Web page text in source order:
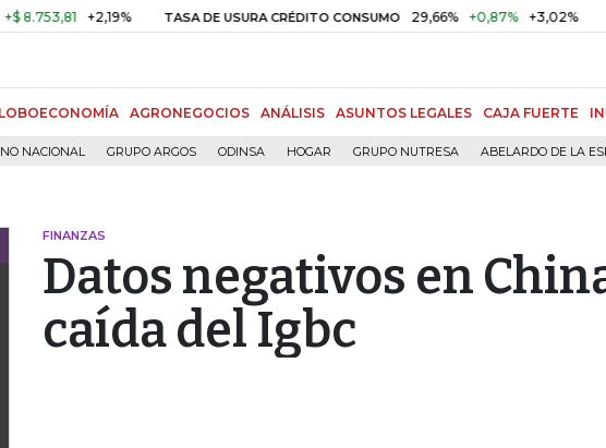
+2,19% TASA DE USURA CRÉDITO CONSUMO 29,66% +0,87% +3,02% DTF
AGRONEGOCIOS ANÁLISIS ASUNTOS LEGALES CAJA FUERTE
NACIONAL GRUPO ARGOS ODINSA HOGAR GRUPO NUTRESA ABELARDO DE LA
FINANZAS
Datos negativos en
caída del Igbc